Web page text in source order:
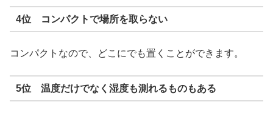
4位 コンパクトで場所を取らない
コンパクトなので、どこにでも置くことができます。
5位 温度だけでなく湿度も測れるものもある